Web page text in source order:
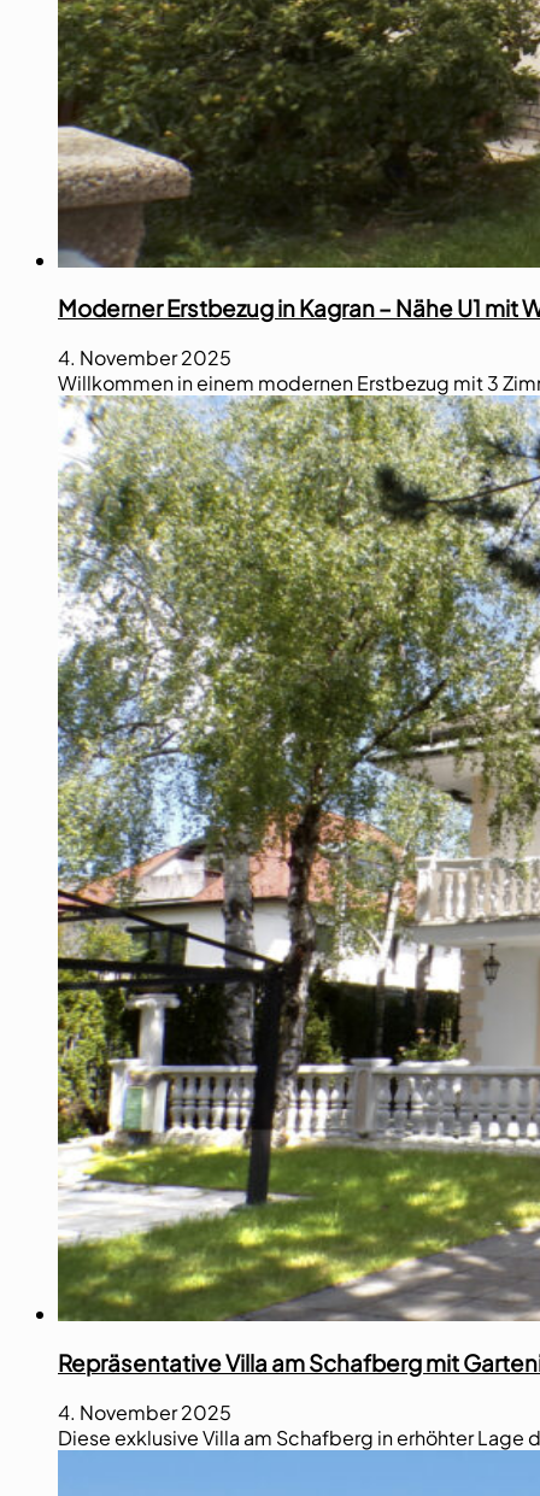
Moderner Erstbezug in Kagran – Nähe U1 mit
4. November 2025
Willkommen in einem modernen Erstbezug mit 3
Repräsentative Villa am Schafberg mit
4. November 2025
Diese exklusive Villa am Schafberg in erhöhter